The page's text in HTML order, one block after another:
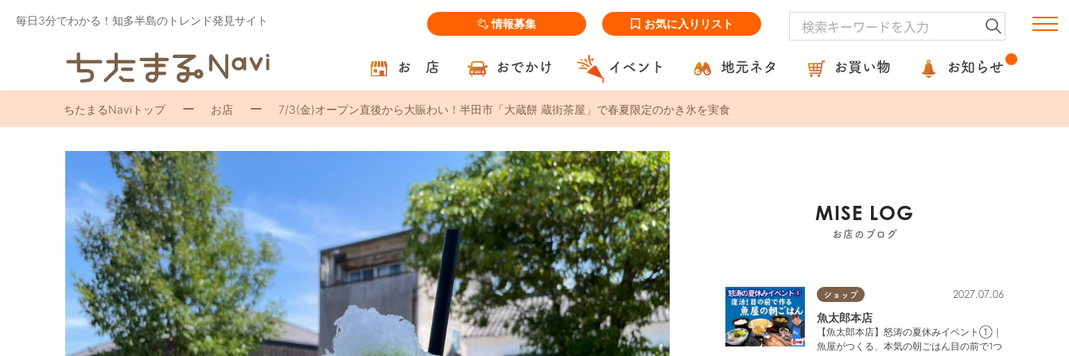
毎日3分でわかる！知多半島のトレンド発見サイト 情報募集 お気に入りリスト
お 店 おでかけ イベント 地元ネタ お買い物 お知らせ
ちたまるNaviトップ お店 7/3(金)オープン直後から大賑わい！半田市「大蔵餅 蔵街茶屋」で春夏限定のかき氷を実食
MISE LOG
お店のブログ
ショップ 2027.07.06
魚太郎本店
【魚太郎本店】怒涛の夏休みイベント①｜
魚屋がつくる、本気の朝ごはん目の前で1つ